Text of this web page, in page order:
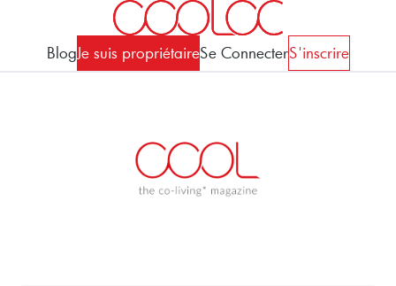
BlogJe suis propriétaireSe ConnecterS'inscrire